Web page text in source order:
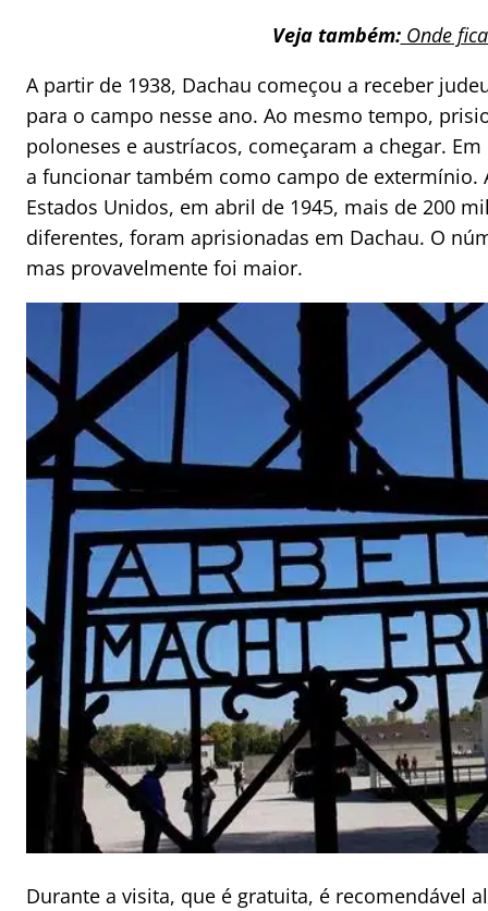
Veja também:Onde
A partir de 1938, Dachau começou a receber
para o campo nesse ano. Ao mesmo tempo,
poloneses e austríacos, começaram a chegar.
a funcionar também como campo de extermínio.
Estados Unidos, em abril de 1945, mais de 200
diferentes, foram aprisionadas em Dachau. O
mas provavelmente foi maior.
Durante a visita, que é gratuita, é recomendável